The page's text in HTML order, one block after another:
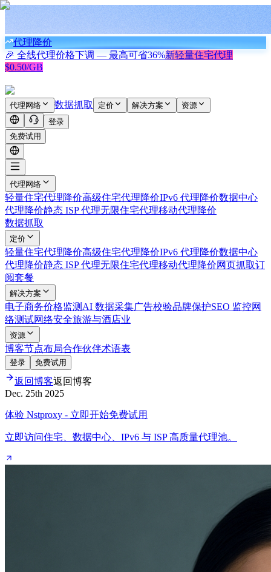
代理降价
🎉 全线代理价格下调 — 最高可省36%新轻量住宅代理
$0.50/GB
代理网络 数据抓取 定价 解决方案
资源
登录
免费试用
代理网络
轻量住宅代理降价高级住宅代理降价IPv6 代理降价数据中心
代理降价静态 ISP 代理无限住宅代理移动代理降价
数据抓取
定价
轻量住宅代理降价高级住宅代理降价IPv6 代理降价数据中心
代理降价静态 ISP 代理无限住宅代理移动代理降价网页抓取订
阅套餐
解决方案
电子商务价格监测 AI 数据采集广告校验品牌保护SEO 监控网
络测试网络安全旅游与酒店业
资源
博客节点布局合作伙伴术语表
登录 免费试用
返回博客返回博客
Dec. 25th 2025
体验 Nstproxy - 立即开始免费试用
立即访问住宅、数据中心、IPv6 与 ISP 高质量代理池。